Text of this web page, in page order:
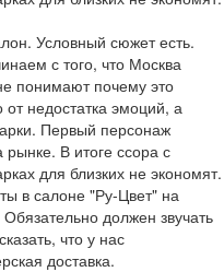
Условный сюжет есть.
с того, что Москва
понимают почему это
недостатка эмоций, а
Первый персонаж
рынке. В итоге ссора с
для близких не экономят.
в салоне "Ру-Цвет" на
должен звучать
что у нас
доставка.